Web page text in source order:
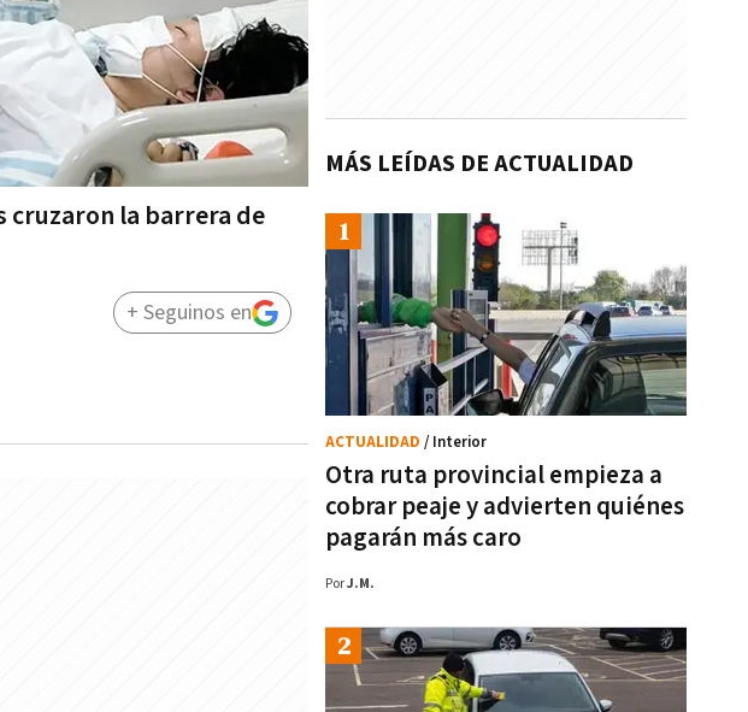
cruzaron la barrera de
+ Seguinos en
MÁS LEÍDAS DE ACTUALIDAD
Otra ruta provincial empieza a
cobrar peaje y advierten quiénes
pagarán más caro
ACTUALIDAD / Interior
PorJ.M.